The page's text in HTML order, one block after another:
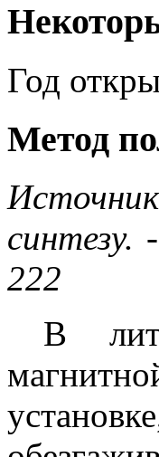
Год
Метод
222
В